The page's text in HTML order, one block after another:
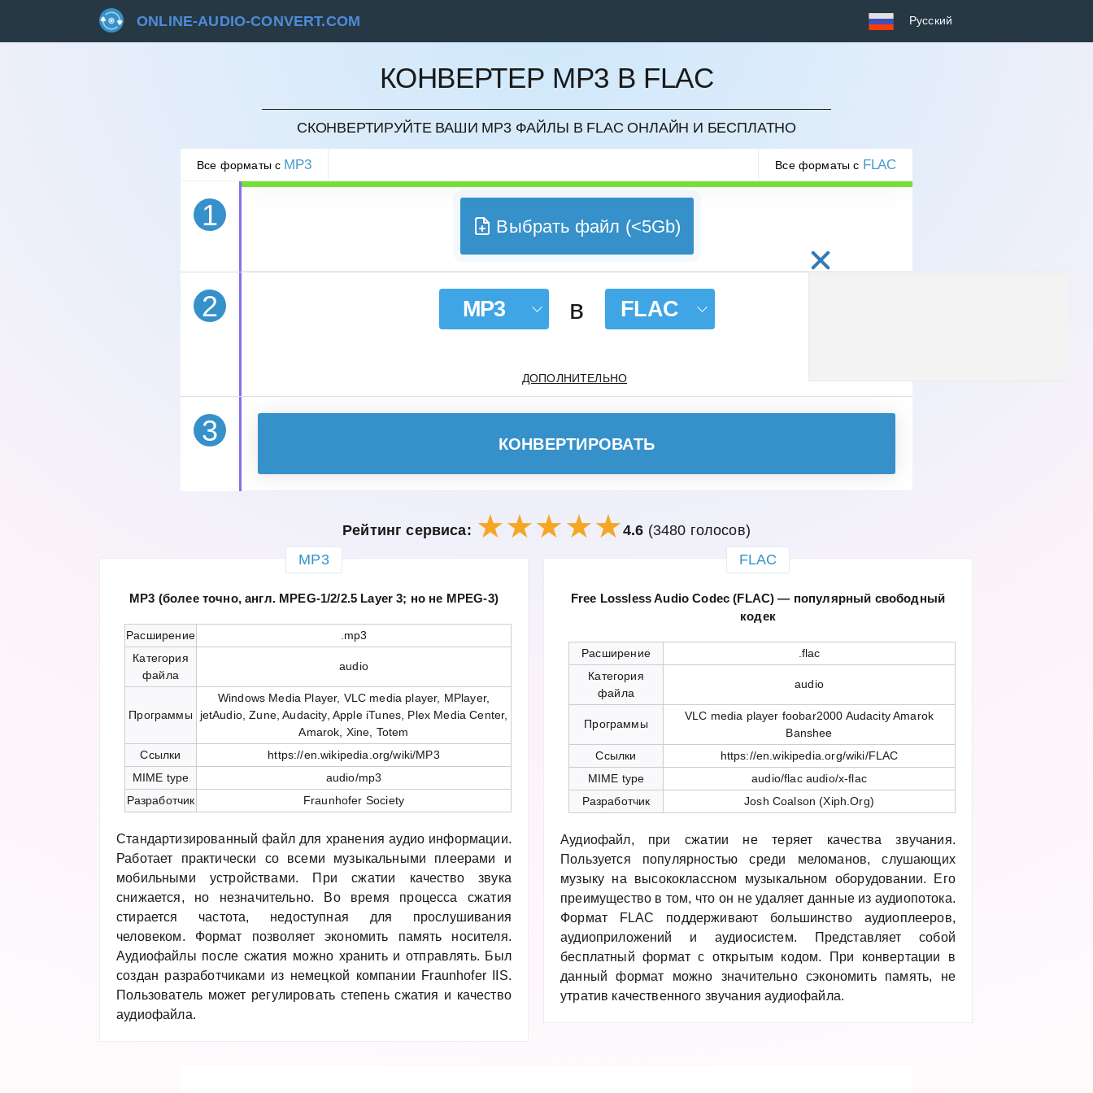
ONLINE-AUDIO-CONVERT.COM Русский
КОНВЕРТЕР MP3 В FLAC
СКОНВЕРТИРУЙТЕ ВАШИ MP3 ФАЙЛЫ В FLAC ОНЛАЙН И БЕСПЛАТНО
Все форматы с MP3 Все форматы с FLAC
1
ОТМЕНИТЬ
Выбрать файл (<5Gb)
2 MP3 в FLAC
ДОПОЛНИТЕЛЬНО
3 КОНВЕРТИРОВАТЬ
Рейтинг сервиса: 4.6 (3480 голосов)
MP3
MP3 (более точно, англ. MPEG-1/2/2.5 Layer 3; но не MPEG-3)
Расширение
.mp3
Категория
файла
audio
Программы
Windows Media Player, VLC media player, MPlayer,
jetAudio, Zune, Audacity, Apple iTunes, Plex Media Center,
Amarok, Xine, Totem
Ссылки
https://en.wikipedia.org/wiki/MP3
MIME type
audio/mp3
Разработчик
Fraunhofer Society
Стандартизированный файл для хранения аудио информации.
Работает практически со всеми музыкальными плеерами и
мобильными устройствами. При сжатии качество звука
снижается, но незначительно. Во время процесса сжатия
стирается частота, недоступная для прослушивания
человеком. Формат позволяет экономить память носителя.
Аудиофайлы после сжатия можно хранить и отправлять. Был
создан разработчиками из немецкой компании Fraunhofer IIS.
Пользователь может регулировать степень сжатия и качество
аудиофайла.
FLAC
Free Lossless Audio Codec (FLAC) — популярный свободный
кодек
Расширение
.flac
Категория
файла
audio
Программы
VLC media player foobar2000 Audacity Amarok
Banshee
Ссылки
https://en.wikipedia.org/wiki/FLAC
MIME type
audio/flac audio/x-flac
Разработчик
Josh Coalson (Xiph.Org)
Аудиофайл, при сжатии не теряет качества звучания.
Пользуется популярностью среди меломанов, слушающих
музыку на высококлассном музыкальном оборудовании. Его
преимущество в том, что он не удаляет данные из аудиопотока.
Формат FLAC поддерживают большинство аудиоплееров,
аудиоприложений и аудиосистем. Представляет собой
бесплатный формат с открытым кодом. При конвертации в
данный формат можно значительно сэкономить память, не
утратив качественного звучания аудиофайла.